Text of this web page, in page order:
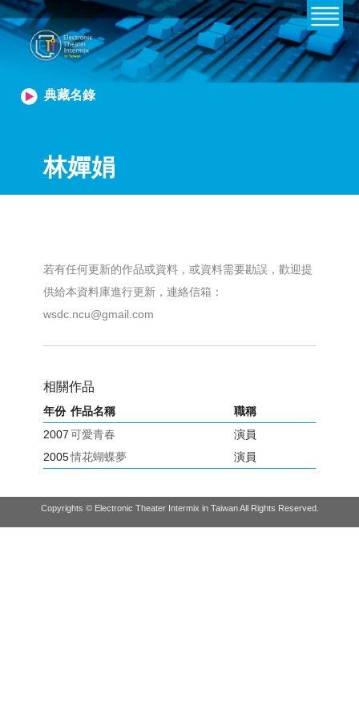
典藏名錄
林嬋娟
若有任何更新的作品或資料，或資料需要勘誤，歡迎提
供給本資料庫進行更新，連絡信箱：
wsdc.ncu@gmail.com
相關作品
年份 作品名稱
職稱
2007可愛青春
演員
2005情花蝴蝶夢 演員
Copyrights © Electronic Theater Intermix in Taiwan All Rights Reserved.